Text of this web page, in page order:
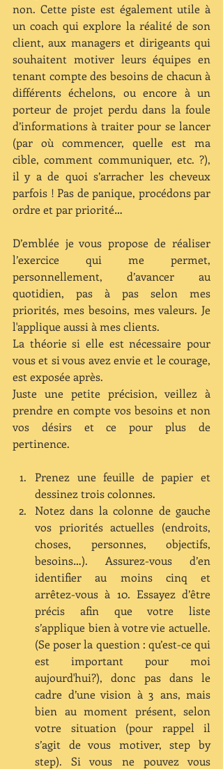
non. Cette piste est également utile à
un coach qui explore la réalité de son
client, aux managers et dirigeants qui
souhaitent motiver leurs équipes en
tenant compte des besoins de chacun à
différents échelons, ou encore à un
porteur de projet perdu dans la foule
d’informations à traiter pour se lancer
(par où commencer, quelle est ma
cible, comment communiquer, etc. ?),
il y a de quoi s’arracher les cheveux
parfois ! Pas de panique, procédons par
ordre et par priorité…
D’emblée je vous propose de réaliser
l’exercice qui me permet,
personnellement, d’avancer au
quotidien, pas à pas selon mes
priorités, mes besoins, mes valeurs. Je
l'applique aussi à mes clients.
La théorie si elle est nécessaire pour
vous et si vous avez envie et le courage,
est exposée après.
Juste une petite précision, veillez à
prendre en compte vos besoins et non
vos désirs et ce pour plus de
pertinence.
Prenez une feuille de papier et
dessinez trois colonnes.
Notez dans la colonne de gauche
vos priorités actuelles (endroits,
choses, personnes, objectifs,
besoins…). Assurez-vous d’en
identifier au moins cinq et
arrêtez-vous à 10. Essayez d’être
précis afin que votre liste
s’applique bien à votre vie actuelle.
(Se poser la question : qu’est-ce qui
est important pour moi
aujourd'hui?), donc pas dans le
cadre d’une vision à 3 ans, mais
bien au moment présent, selon
votre situation (pour rappel il
s’agit de vous motiver, step by
step). Si vous ne pouvez vous